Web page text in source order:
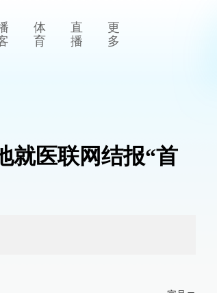
体
育
直
播
更
多
就医联网结报“首